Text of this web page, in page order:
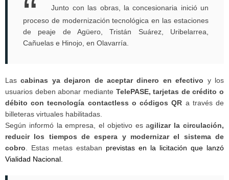
Junto con las obras, la concesionaria inició un
proceso de modernización tecnológica en las estaciones
de peaje de Agüero, Tristán Suárez, Uribelarrea,
Cañuelas e Hinojo, en Olavarría.
Lascabinas ya dejaron de aceptar dinero en efectivo y los
usuarios deben abonar mediante TelePASE, tarjetas de crédito o
débito con tecnología contactless o códigos QR a través de
billeteras virtuales habilitadas.
Según informó la empresa, el objetivo es agilizar la circulación,
reducir los tiempos de espera y modernizar el sistema de
cobro . Estas metas estaban previstas en la licitación que lanzó
Vialidad Nacional.